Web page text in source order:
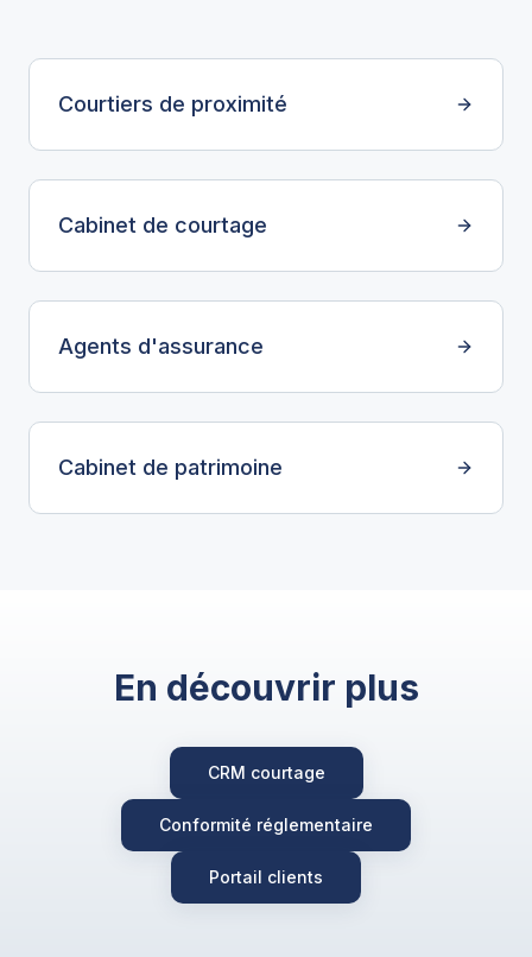
Courtiers de proximité
Cabinet de courtage
Agents d'assurance
Cabinet de patrimoine
En découvrir plus
CRM courtage
Conformité réglementaire
Portail clients